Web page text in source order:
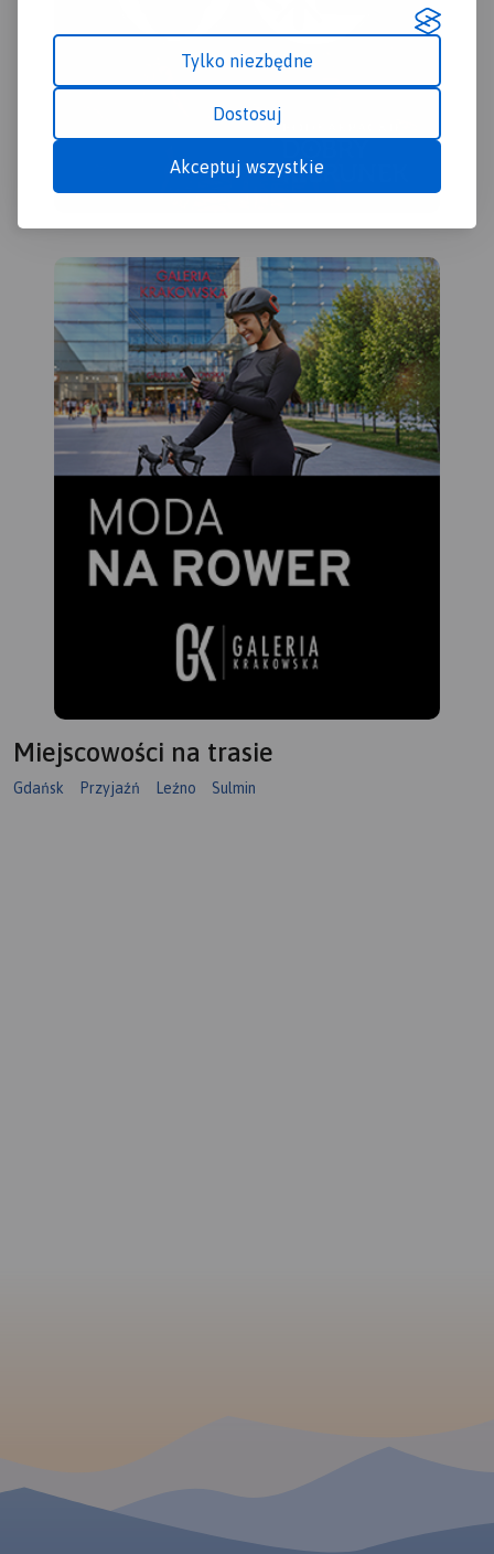
Tylko niezbędne
Dostosuj
Akceptuj wszystkie
Miejscowości na trasie
Gdańsk Przyjaźń Leźno Sulmin